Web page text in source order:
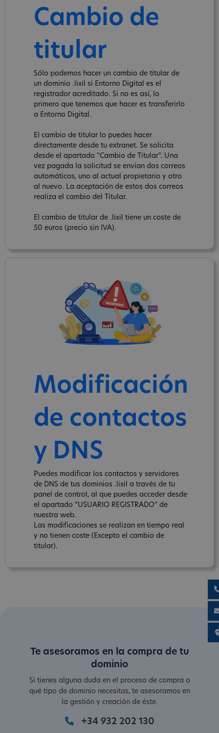
Cambio de
titular
Sólo podemos hacer un cambio de titular de
un dominio .lixil si Entorno Digital es el
registrador acreditado. Si no es así, lo
primero que tenemos que hacer es transferirlo
a Entorno Digital.
El cambio de titular lo puedes hacer
directamente desde tu extranet. Se solicita
desde el apartado "Cambio de Titular". Una
vez pagada la solicitud se envían dos correos
automáticos, uno al actual propietario y otro
al nuevo. La aceptación de estos dos correos
realiza el cambio del Titular.
El cambio de titular de .lixil tiene un coste de
50 euros (precio sin IVA).
Modificación
de contactos
y DNS
Puedes modificar los contactos y servidores
de DNS de tus dominios .lixil a través de tu
panel de control, al que puedes acceder desde
el apartado “USUARIO REGISTRADO” de
nuestra web.
Las modificaciones se realizan en tiempo real
y no tienen coste (Excepto el cambio de
titular).
Te asesoramos en la compra de tu
dominio
Si tienes alguna duda en el proceso de compra o
qué tipo de dominio necesitas, te asesoramos en
la gestión y creación de éste.
+34 932 202 130